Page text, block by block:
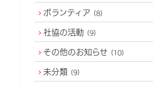
ボランティア (8)
社協の活動 (9)
その他のお知らせ (10)
未分類 (9)